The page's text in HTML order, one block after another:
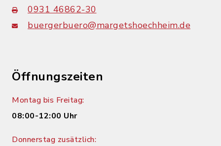
0931 46862-30
buergerbuero@margetshoechheim.de
Öffnungszeiten
Montag bis Freitag:
08:00-12:00 Uhr
Donnerstag zusätzlich: